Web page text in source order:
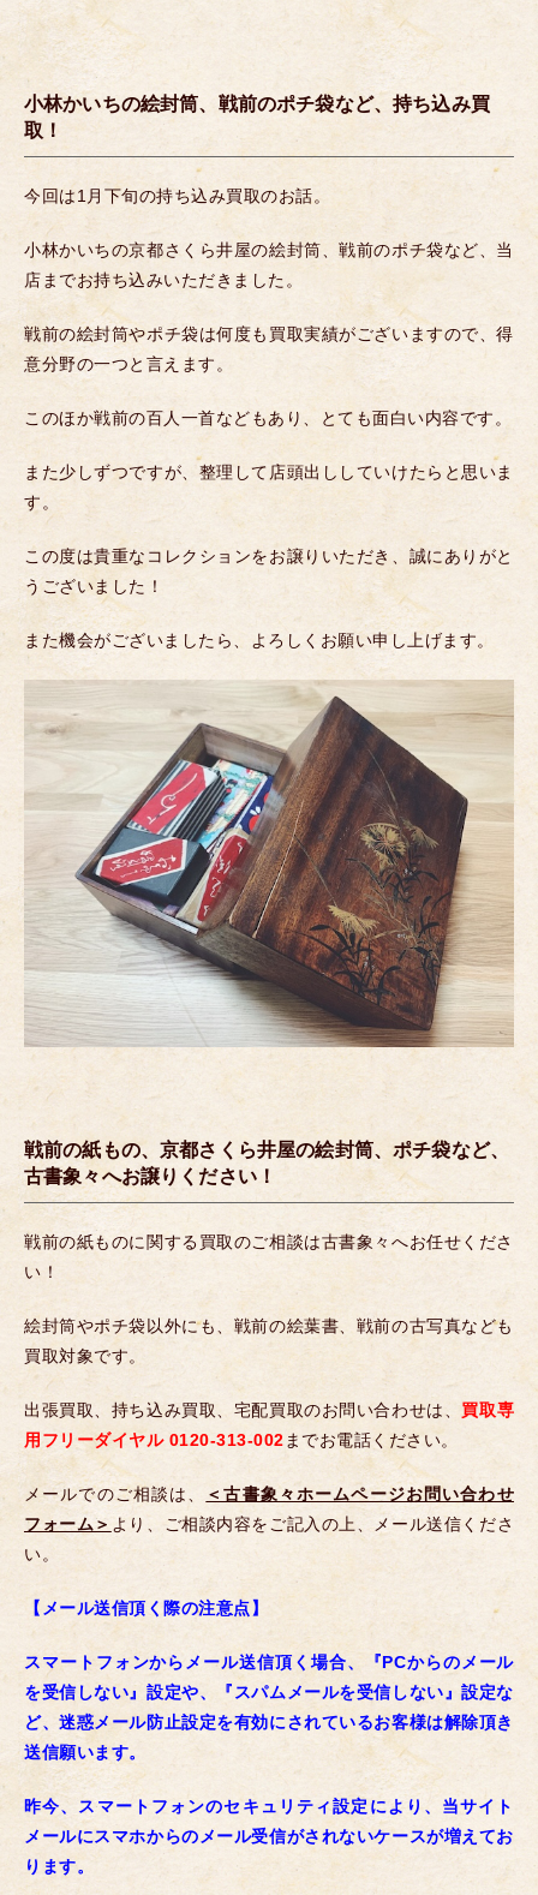
小林かいちの絵封筒、戦前のポチ袋など、持ち込み買
取！
今回は1月下旬の持ち込み買取のお話。
小林かいちの京都さくら井屋の絵封筒、戦前のポチ袋など、当
店までお持ち込みいただきました。
戦前の絵封筒やポチ袋は何度も買取実績がございますので、得
意分野の一つと言えます。
このほか戦前の百人一首などもあり、とても面白い内容です。
また少しずつですが、整理して店頭出ししていけたらと思いま
す。
この度は貴重なコレクションをお譲りいただき、誠にありがと
うございました！
また機会がございましたら、よろしくお願い申し上げます。
戦前の紙もの、京都さくら井屋の絵封筒、ポチ袋など、
古書象々へお譲りください！
戦前の紙ものに関する買取のご相談は古書象々へお任せくださ
い！
絵封筒やポチ袋以外にも、戦前の絵葉書、戦前の古写真なども
買取対象です。
出張買取、持ち込み買取、宅配買取のお問い合わせは、 買取専
用フリーダイヤル 0120-313-002までお電話ください。
メールでのご相談は、
＜古書象々ホームページお問い合わせ
フォーム＞ より、ご相談内容をご記入の上、メール送信くださ
い。
【メール送信頂く際の注意点】
スマートフォンからメール送信頂く場合、『PCからのメール
を受信しない』設定や、『スパムメールを受信しない』設定な
ど、迷惑メール防止設定を有効にされているお客様は解除頂き
送信願います。
昨今、スマートフォンのセキュリティ設定により、当サイト
メールにスマホからのメール受信がされないケースが増えてお
ります。